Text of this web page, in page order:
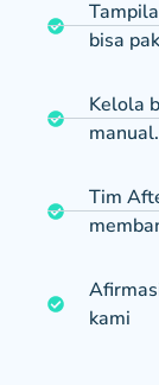
bisa
Kelola
manual.
Tim
kami